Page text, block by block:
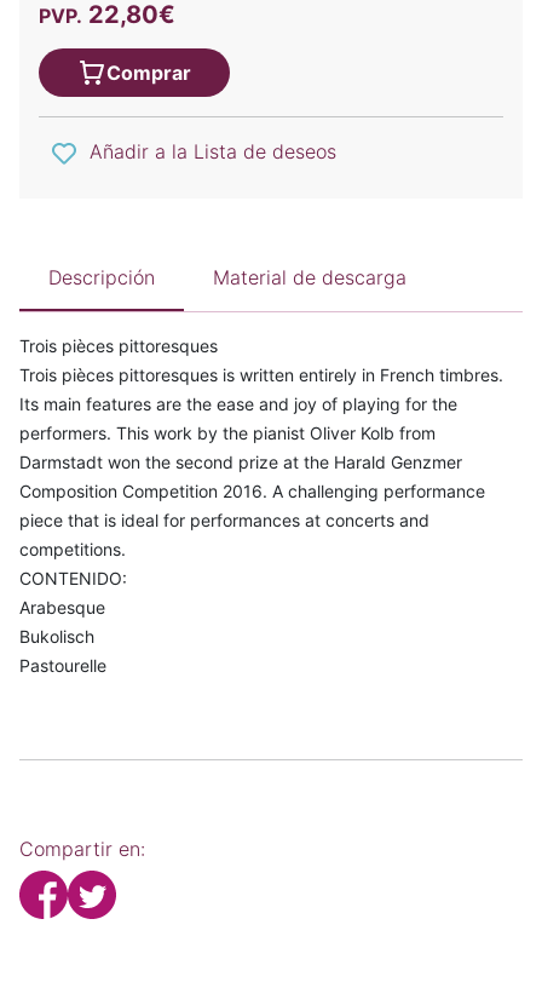
PVP. 22,80€
Comprar
Añadir a la Lista de deseos
Descripción Material de descarga
Trois pièces pittoresques
Trois pièces pittoresques is written entirely in French timbres.
Its main features are the ease and joy of playing for the
performers. This work by the pianist Oliver Kolb from
Darmstadt won the second prize at the Harald Genzmer
Composition Competition 2016. A challenging performance
piece that is ideal for performances at concerts and
competitions.
CONTENIDO:
Arabesque
Bukolisch
Pastourelle
Compartir en: